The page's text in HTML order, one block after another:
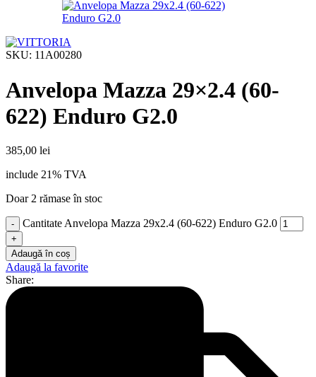
SKU: 11A00280
Anvelopa Mazza 29×2.4 (60-
622) Enduro G2.0
385,00 lei
include 21% TVA
Doar 2 rămase în stoc
Cantitate Anvelopa Mazza 29x2.4 (60-622) Enduro G2.0
Adaugă în coș
Adaugă la favorite
Share: